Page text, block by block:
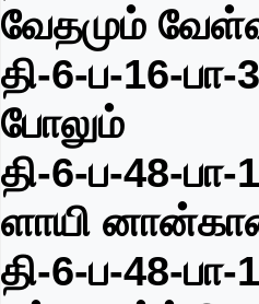
வேதமும்
தி-6-ப-16-பா-3
போலும்
தி-6-ப-48-பா-1
ளாயி
தி-6-ப-48-பா-1